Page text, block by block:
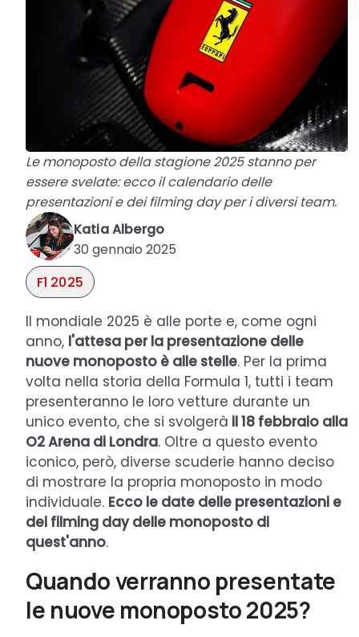
Le monoposto della stagione 2025 stanno per
essere svelate: ecco il calendario delle
presentazioni e dei filming day per i diversi team.
Katia Albergo
30 gennaio 2025
F1 2025
Il mondiale 2025 è alle porte e, come ogni
anno, l'attesa per la presentazione delle
nuove monoposto è alle stelle. Per la prima
volta nella storia della Formula 1, tutti i team
presenteranno le loro vetture durante un
unico evento, che si svolgerà il 18 febbraio alla
O2 Arena di Londra. Oltre a questo evento
iconico, però, diverse scuderie hanno deciso
di mostrare la propria monoposto in modo
individuale. Ecco le date delle presentazioni e
dei filming day delle monoposto di
quest'anno.
Quando verranno presentate
le nuove monoposto 2025?